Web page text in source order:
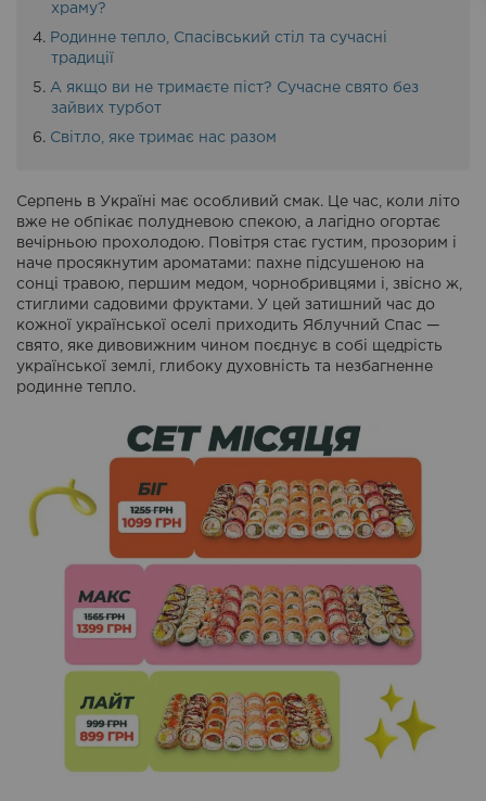
храму?
Родинне тепло, Спасівський стіл та сучасні
традиції
А якщо ви не тримаєте піст? Сучасне свято без
зайвих турбот
Світло, яке тримає нас разом
Серпень в Україні має особливий смак. Це час, коли літо
вже не обпікає полудневою спекою, а лагідно огортає
вечірньою прохолодою. Повітря стає густим, прозорим і
наче просякнутим ароматами: пахне підсушеною на
сонці травою, першим медом, чорнобривцями і, звісно ж,
стиглими садовими фруктами. У цей затишний час до
кожної української оселі приходить Яблучний Спас —
свято, яке дивовижним чином поєднує в собі щедрість
української землі, глибоку духовність та незбагненне
родинне тепло.